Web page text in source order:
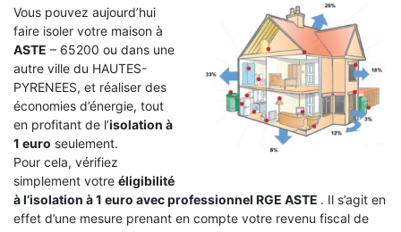
Vous pouvez aujourd’hui
faire isoler votre maison à
ASTE – 65200 ou dans une
autre ville du HAUTES-
PYRENEES, et réaliser des
économies d’énergie, tout
en profitant de l’isolation à
1 euro seulement.
Pour cela, vérifiez
simplement votre éligibilité
à l’isolation à 1 euro avec professionnel RGE ASTE . Il s’agit en
effet d’une mesure prenant en compte votre revenu fiscal de